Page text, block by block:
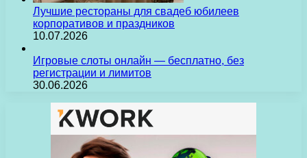
Лучшие рестораны для свадеб юбилеев
корпоративов и праздников
10.07.2026
Игровые слоты онлайн — бесплатно, без
регистрации и лимитов
30.06.2026